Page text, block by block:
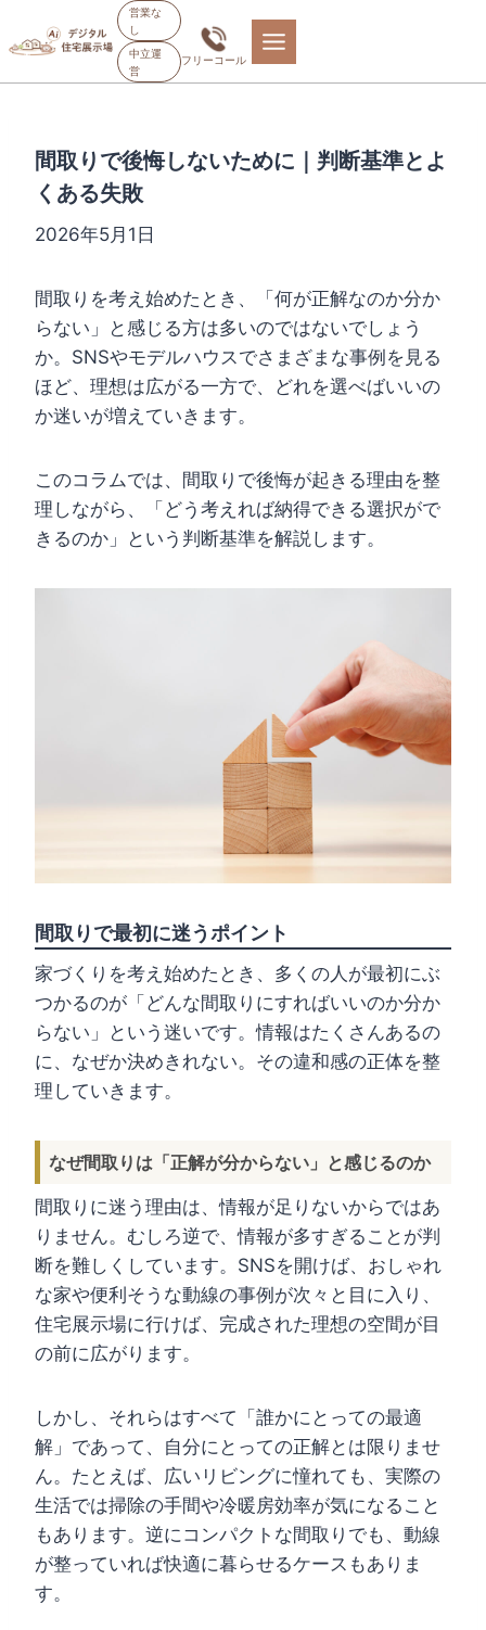
容
営業な
し
中立運
営
フリーコール
間取りで後悔しないために｜判断基準とよ
くある失敗
2026年5月1日
間取りを考え始めたとき、「何が正解なのか分か
らない」と感じる方は多いのではないでしょう
か。SNSやモデルハウスでさまざまな事例を見る
ほど、理想は広がる一方で、どれを選べばいいの
か迷いが増えていきます。
このコラムでは、間取りで後悔が起きる理由を整
理しながら、「どう考えれば納得できる選択がで
きるのか」という判断基準を解説します。
間取りで最初に迷うポイント
家づくりを考え始めたとき、多くの人が最初にぶ
つかるのが「どんな間取りにすればいいのか分か
らない」という迷いです。情報はたくさんあるの
に、なぜか決めきれない。その違和感の正体を整
理していきます。
なぜ間取りは「正解が分からない」と感じるのか
間取りに迷う理由は、情報が足りないからではあ
りません。むしろ逆で、情報が多すぎることが判
断を難しくしています。SNSを開けば、おしゃれ
な家や便利そうな動線の事例が次々と目に入り、
住宅展示場に行けば、完成された理想の空間が目
の前に広がります。
しかし、それらはすべて「誰かにとっての最適
解」であって、自分にとっての正解とは限りませ
ん。たとえば、広いリビングに憧れても、実際の
生活では掃除の手間や冷暖房効率が気になること
もあります。逆にコンパクトな間取りでも、動線
が整っていれば快適に暮らせるケースもありま
す。